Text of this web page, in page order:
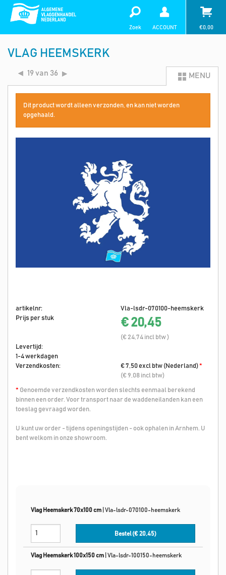
Zoek ACCOUNT €0,00
VLAG HEEMSKERK
19 van 36 MENU
Dit product wordt alleen verzonden, en kan niet worden
opgehaald.
artikelnr:
Vla-lsdr-070100-heemskerk
Prijs per stuk
€ 20,45
(€ 24,74 incl btw )
Levertijd:
1-4 werkdagen
Verzendkosten:
€ 7,50 excl btw (Nederland)*
(€ 9,08 incl btw)
* Genoemde verzendkosten worden slechts eenmaal berekend
binnen een order. Voor transport naar de waddeneilanden kan een
toeslag gevraagd worden.
U kunt uw order - tijdens openingstijden - ook ophalen in Arnhem. U
bent welkom in onze showroom.
Vlag Heemskerk 70x100 cm Vla-lsdr-070100-heemskerk
Bestel (€20,45)
Vlag Heemskerk 100x150 cm Vla-lsdr-100150-heemskerk